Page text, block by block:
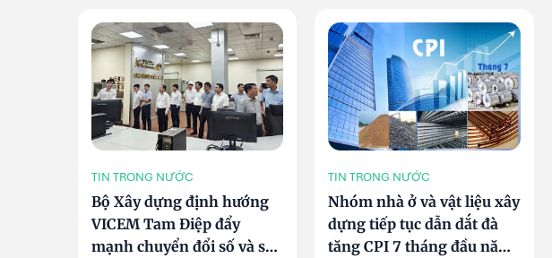
TIN TRONG NƯỚC
Bộ Xây dựng định hướng
VICEM Tam Điệp đẩy
mạnh chuyển đổi số và sản
TIN TRONG NƯỚC
Nhóm nhà ở và vật liệu xây
dựng tiếp tục dẫn dắt đà
tăng CPI 7 tháng đầu năm